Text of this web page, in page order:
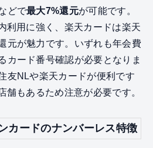
どで最大7%還元が可能です。
利用に強く、楽天カードは楽天
元が魅力です。いずれも年会費
カード番号確認が必要となりま
友NLや楽天カードが便利です
舗もあるため注意が必要です。
カードのナンバーレス特徴